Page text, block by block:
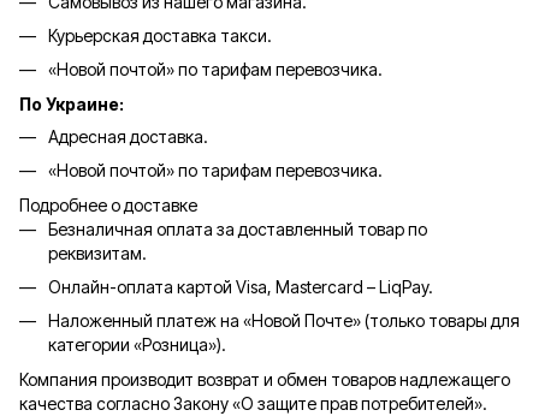
Курьерская доставка такси.
«Новой почтой» по тарифам перевозчика.
По Украине:
Адресная доставка.
«Новой почтой» по тарифам перевозчика.
Подробнее о доставке
Безналичная оплата за доставленный товар по
реквизитам.
Онлайн-оплата картой Visa, Mastercard – LiqPay.
Наложенный платеж на «Новой Почте» (только товары для
категории «Розница»).
Компания производит возврат и обмен товаров надлежащего
качества согласно Закону «О защите прав потребителей».